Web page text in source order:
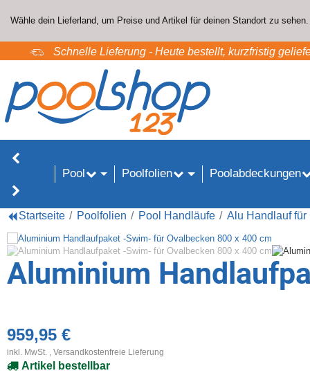
Wähle dein Lieferland, um Preise und Artikel für deinen Standort zu sehen.
Schnelle Lieferung - Heute bestellt, kurzfristig
Pool Poolfolien Poolabdeckungen
Startseite Poolfolien Pool Handläufe Alu Handlauf für
Aluminium
959,95 €
inkl. MwSt. , Versandkostenfreie Lieferung
Artikel bestellbar